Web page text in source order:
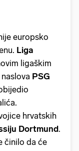
europsko
Liga
ligaškim
PSG
hrvatskih
Dortmund.
činilo da će